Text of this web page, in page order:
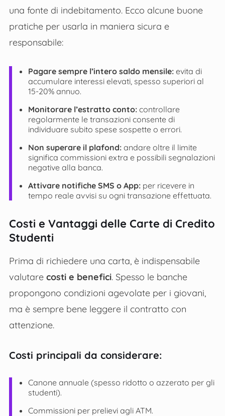
una fonte di indebitamento. Ecco alcune buone
pratiche per usarla in maniera sicura e
responsabile:
Pagare sempre l’intero saldo mensile:evita di
accumulare interessi elevati, spesso superiori al
15-20% annuo.
Monitorare l’estratto conto:controllare
regolarmente le transazioni consente di
individuare subito spese sospette o errori.
Non superare il plafond:andare oltre il limite
significa commissioni extra e possibili segnalazioni
negative alla banca.
Attivare notifiche SMS o App:per ricevere in
tempo reale avvisi su ogni transazione effettuata.
Costi e Vantaggi delle Carte di Credito
Studenti
Prima di richiedere una carta, è indispensabile
valutare costi e benefici. Spesso le banche
propongono condizioni agevolate per i giovani,
ma è sempre bene leggere il contratto con
attenzione.
Costi principali da considerare:
Canone annuale (spesso ridotto o azzerato per gli
studenti).
Commissioni per prelievi agli ATM.